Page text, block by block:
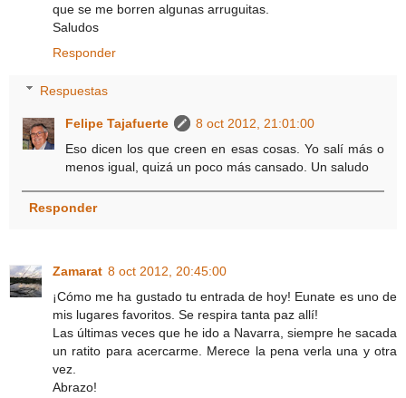
que se me borren algunas arruguitas.
Saludos
Responder
Respuestas
Felipe Tajafuerte
8 oct 2012, 21:01:00
Eso dicen los que creen en esas cosas. Yo salí más o
menos igual, quizá un poco más cansado. Un saludo
Responder
Zamarat 8 oct 2012, 20:45:00
¡Cómo me ha gustado tu entrada de hoy! Eunate es uno de
mis lugares favoritos. Se respira tanta paz allí!
Las últimas veces que he ido a Navarra, siempre he sacada
un ratito para acercarme. Merece la pena verla una y otra
vez.
Abrazo!